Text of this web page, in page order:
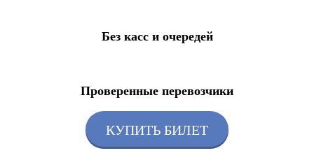
Без касс и очередей
Проверенные перевозчики
КУПИТЬ БИЛЕТ